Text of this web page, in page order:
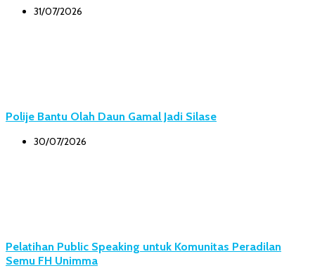
31/07/2026
Polije Bantu Olah Daun Gamal Jadi Silase
30/07/2026
Pelatihan Public Speaking untuk Komunitas Peradilan
Semu FH Unimma